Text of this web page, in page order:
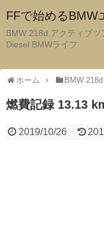
FFで始めるBMW
BMW 218d アクティブ
Diesel BMWライフ
ホーム BMW 218d
燃費記録 13.13
2019/10/26